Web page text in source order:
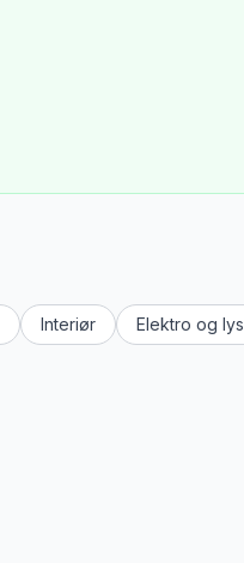
Interiør
Elektro og lys